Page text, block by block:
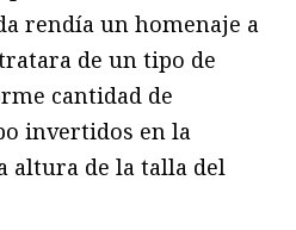
rendía un homenaje a
de un tipo de
cantidad de
invertidos en la
altura de la talla del